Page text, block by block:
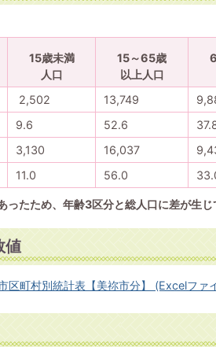
15歳未満
人口
15～65歳
以上人口
2,502 13,749
9.6 52.6
3,130 16,037
11.0 56.0
ったため、年齢3区分と総人口に差が生じ
値
区町村別統計表【美祢市分】 (Excelファ